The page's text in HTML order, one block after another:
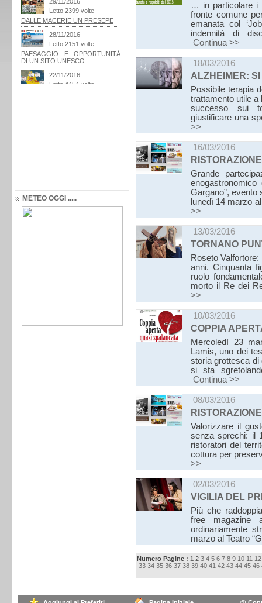
METEO OGGI .....
… in particolare i
fronte comune
emanata col
indennità di
Continua >>
18/03/2016
ALZHEIMER:
Possibile terapia
trattamento utile
successo sui
giustificare una
>>
16/03/2016
Grande
Gargano”, evento
lunedì 14 marzo
>>
13/03/2016
TORNANO
Roseto
anni. Cinquanta
ruolo
morto il Re dei
>>
10/03/2016
COPPIA
Mercoledì 23
Lamis, uno dei
storia grottesca di
si sta
Continua >>
08/03/2016
Valorizzare il
senza sprechi: il
ristoratori del
cottura per
>>
02/03/2016
VIGILIA DEL
Più che
free magazine
ordinariamente
marzo al Teatro
Numero Pagine : 1 2 3 4 5 6 7 8 9 10 11 12
33 34 35 36 37 38 39 40 41 42 43 44 45 46